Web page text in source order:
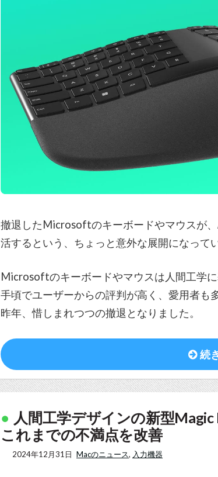
撤退したMicrosoftのキーボードやマウスが
活するという、ちょっと意外な展開になって
Microsoftのキーボードやマウスは人間工学
手頃でユーザーからの評判が高く、愛用者も
昨年、惜しまれつつの撤退となりました。
続
人間工学デザインの新型Magic
これまでの不満点を改善
2024年12月31日 Macのニュース, 入力機器